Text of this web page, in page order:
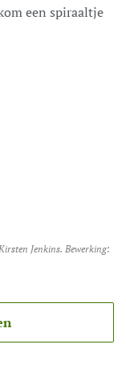
een spiraaltje